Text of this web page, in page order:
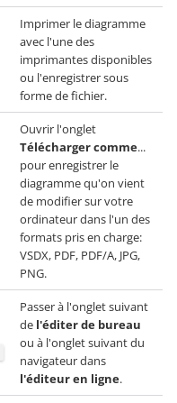
Imprimer le diagramme
avec l'une des
imprimantes disponibles
ou l'enregistrer sous
forme de fichier.
Ouvrir l'onglet
Télécharger comme...
pour enregistrer le
diagramme qu'on vient
de modifier sur votre
ordinateur dans l'un des
formats pris en charge:
VSDX, PDF, PDF/A, JPG,
PNG.
Passer à l'onglet suivant
de l'éditer de bureau
ou à l'onglet suivant du
navigateur dans
l'éditeur en ligne.